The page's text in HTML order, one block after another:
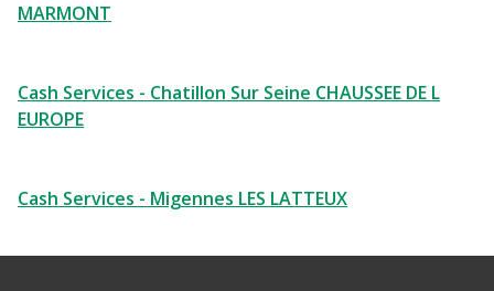
MARMONT
Cash Services - Chatillon Sur Seine CHAUSSEE DE L
EUROPE
Cash Services - Migennes LES LATTEUX